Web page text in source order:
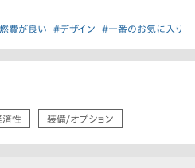
費が良い #デザイン #一番のお気に入り
性 装備/オプション